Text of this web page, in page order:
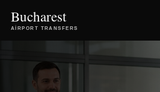
Bucharest
AIRPORT TRANSFERS